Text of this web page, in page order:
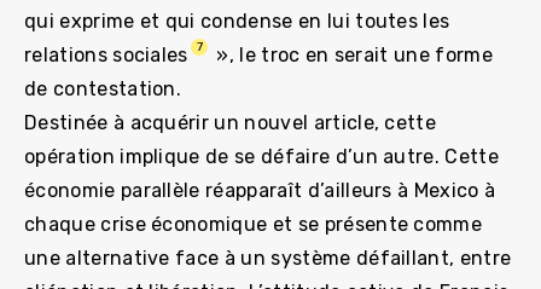
qui exprime et qui condense en lui toutes les
relations sociales
7
», le troc en serait une forme
de contestation.
Destinée à acquérir un nouvel article, cette
opération implique de se défaire d’un autre. Cette
économie parallèle réapparaît d’ailleurs à Mexico à
chaque crise économique et se présente comme
une alternative face à un système défaillant, entre